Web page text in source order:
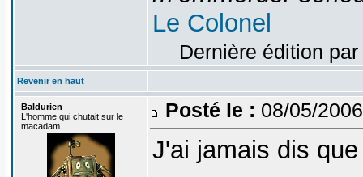
Le Colonel
Dernière édition
Revenir en haut
Baldurien
L'homme qui chutait sur le
macadam
Posté le : 08/05/
J'ai jamais dis